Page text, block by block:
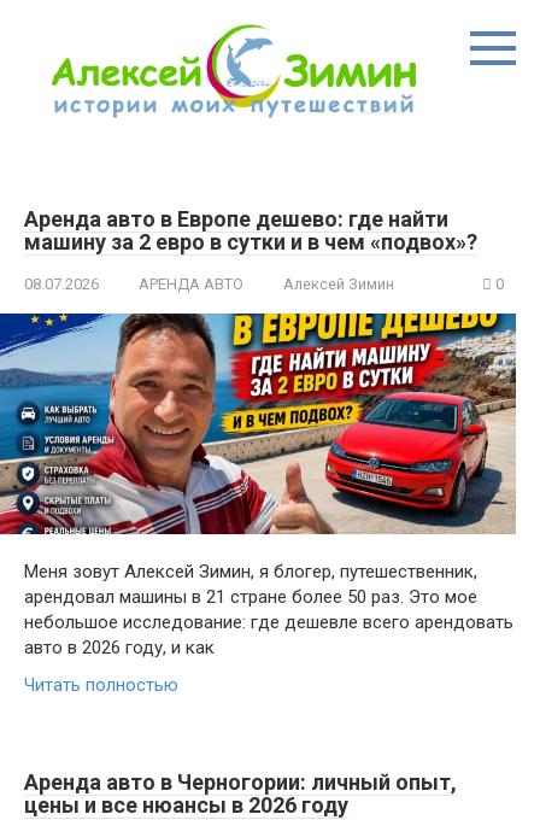
контенту
Аренда авто в Европе дешево: где найти
машину за 2 евро в сутки и в чем «подвох»?
08.07.2026 АРЕНДА АВТО Алексей Зимин 0
Меня зовут Алексей Зимин, я блогер, путешественник,
арендовал машины в 21 стране более 50 раз. Это мое
небольшое исследование: где дешевле всего арендовать
авто в 2026 году, и как
Читать полностью
Аренда авто в Черногории: личный опыт,
цены и все нюансы в 2026 году